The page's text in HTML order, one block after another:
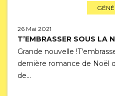
26 Mai 2021
T’EMBRASSER SOUS LA
Grande nouvelle
dernière romance de Noël
de…